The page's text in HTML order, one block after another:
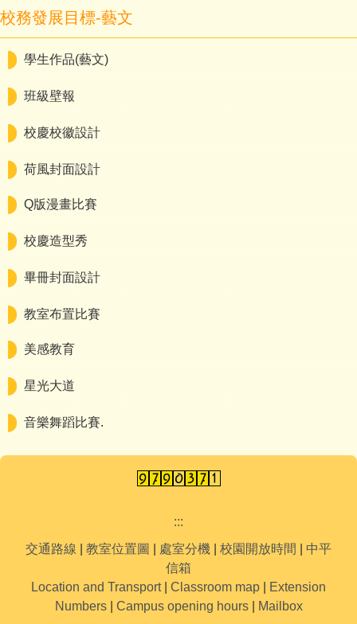
校務發展目標-藝文
學生作品(藝文)
班級壁報
校慶校徽設計
荷風封面設計
Q版漫畫比賽
校慶造型秀
畢冊封面設計
教室布置比賽
美感教育
星光大道
音樂舞蹈比賽.
:::
交通路線
教室位置圖 處室分機 校園開放時間
中平
信箱
Location and Transport| Classroom map
Extension
Numbers| Campus opening hours| Mailbox